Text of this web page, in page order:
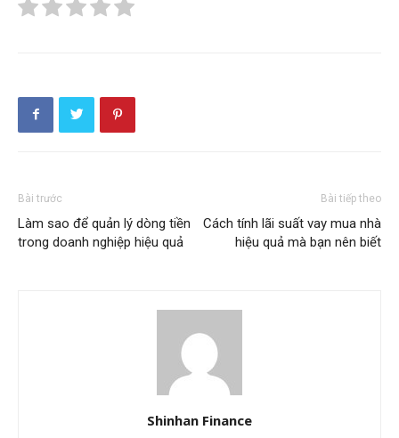
Bài trước
Làm sao để quản lý dòng tiền
trong doanh nghiệp hiệu quả
Bài tiếp theo
Cách tính lãi suất vay mua nhà
hiệu quả mà bạn nên biết
Shinhan Finance